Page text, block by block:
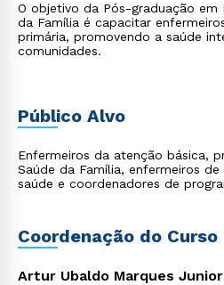
O objetivo da Pós-graduação em
da Família é capacitar
primária, promovendo a saúde
comunidades.
Público Alvo
Enfermeiros da atenção básica,
Saúde da Família, enfermeiros
saúde e coordenadores de
Coordenação do Curso
Artur Ubaldo Marques Junior